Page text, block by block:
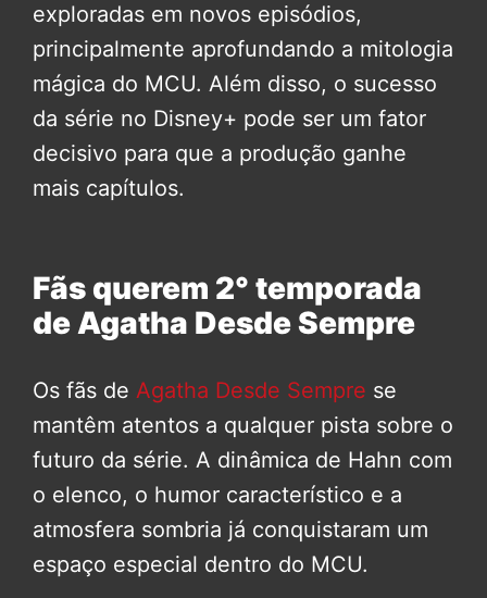
exploradas em novos episódios,
principalmente aprofundando a mitologia
mágica do MCU. Além disso, o sucesso
da série no Disney+ pode ser um fator
decisivo para que a produção ganhe
mais capítulos.
Fãs querem 2° temporada
de Agatha Desde Sempre
Os fãs de Agatha Desde Sempre se
mantêm atentos a qualquer pista sobre o
futuro da série. A dinâmica de Hahn com
o elenco, o humor característico e a
atmosfera sombria já conquistaram um
espaço especial dentro do MCU.